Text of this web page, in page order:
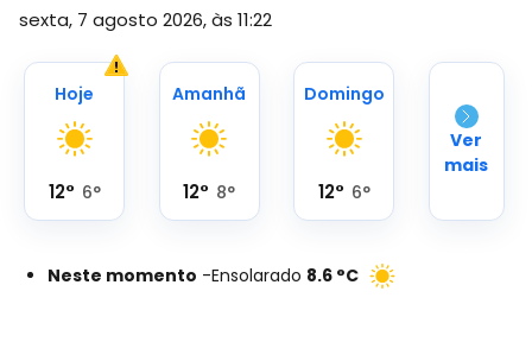
sexta, 7 agosto 2026, às 11:22
Hoje
12° 6°
Amanhã
12° 8°
Domingo
12° 6°
Ver
mais
Neste momento -Ensolarado 8.6 °C